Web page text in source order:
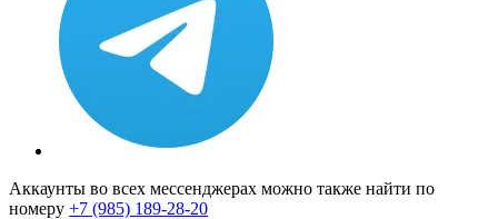
Аккаунты во всех мессенджерах можно также найти по
номеру +7 (985) 189-28-20